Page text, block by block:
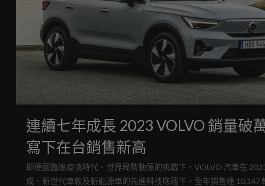
連續七年成長 2023 VOLVO 銷量破
寫下在台銷售新高
即便面臨後疫情時代、世界局勢動蕩的挑戰下，VOLVO 汽車在
成、新世代車款及新能源車的先進科技底蘊下，全年銷售達